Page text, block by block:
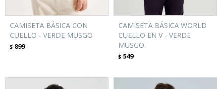
CAMISETA BÁSICA CON
CUELLO - VERDE MUSGO
$ 899
CAMISETA BÁSICA WORLD
CUELLO EN V - VERDE
MUSGO
$ 549